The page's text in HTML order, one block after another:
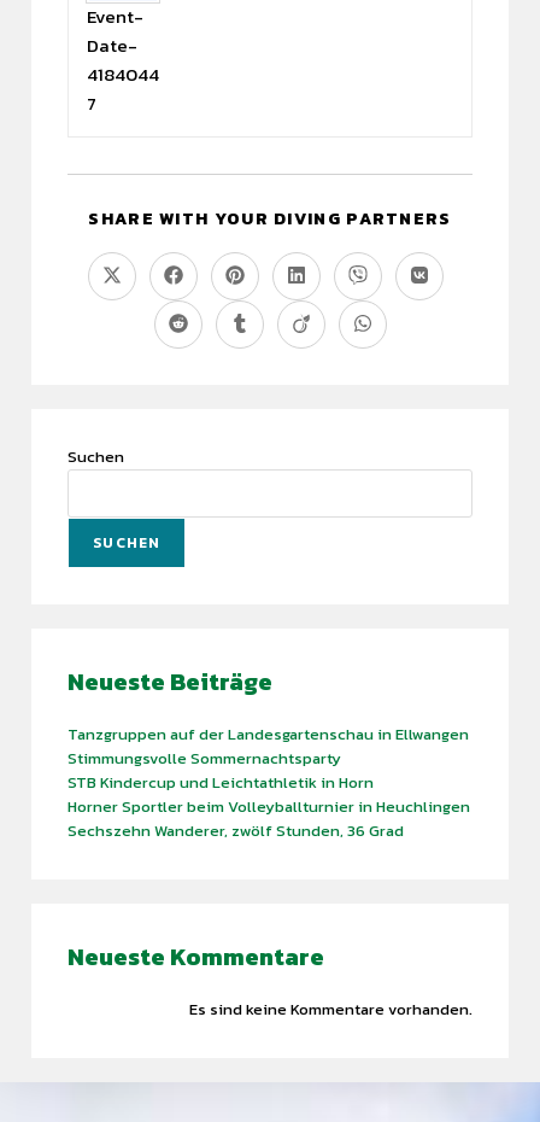
Event-
Date-
4184044
7
SHARE WITH YOUR DIVING PARTNERS
Suchen
SUCHEN
Neueste Beiträge
Tanzgruppen auf der Landesgartenschau in Ellwangen
Stimmungsvolle Sommernachtsparty
STB Kindercup und Leichtathletik in Horn
Horner Sportler beim Volleyballturnier in Heuchlingen
Sechszehn Wanderer, zwölf Stunden, 36 Grad
Neueste Kommentare
Es sind keine Kommentare vorhanden.
difference.
GET IN TOUCH